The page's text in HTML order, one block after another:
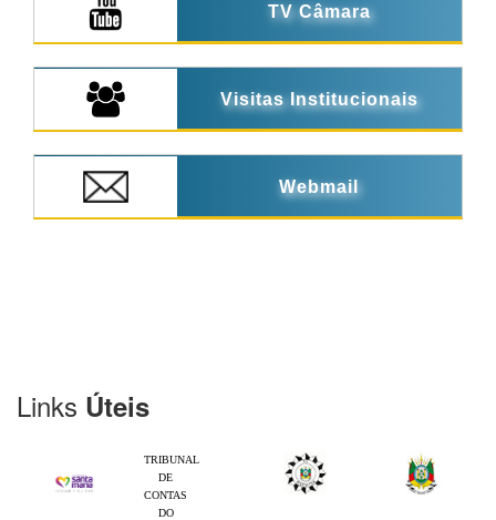
TV Câmara
Visitas Institucionais
Webmail
Links Úteis
TRIBUNAL
DE
CONTAS
DO